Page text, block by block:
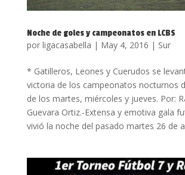
Noche de goles y campeonatos en LCBS
por ligacasabella | May 4, 2016 | Sur
* Gatilleros, Leones y Cuerudos se
victoria de los campeonatos nocturnos
de los martes, miércoles y jueves. Por:
Guevara Ortiz.-Extensa y emotiva gala
vivió la noche del pasado martes 26 de